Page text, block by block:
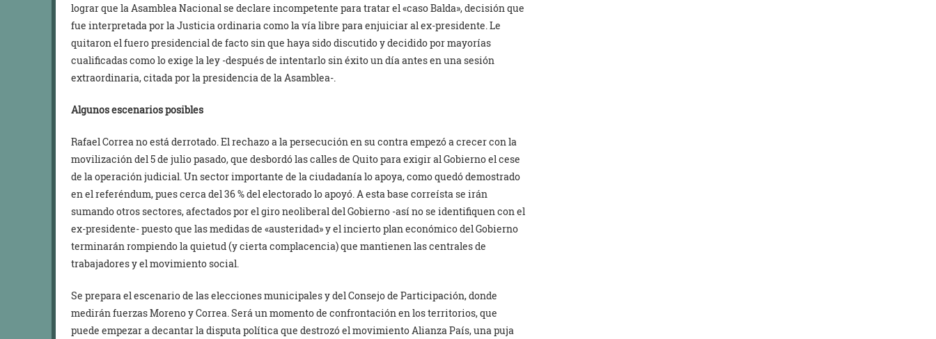
lograr que la Asamblea Nacional se declare incompetente para tratar el «caso Balda», decisión que
fue interpretada por la Justicia ordinaria como la vía libre para enjuiciar al ex-presidente. Le
quitaron el fuero presidencial de facto sin que haya sido discutido y decidido por mayorías
cualificadas como lo exige la ley -después de intentarlo sin éxito un día antes en una sesión
extraordinaria, citada por la presidencia de la Asamblea-.
Algunos escenarios posibles
Rafael Correa no está derrotado. El rechazo a la persecución en su contra empezó a crecer con la
movilización del 5 de julio pasado, que desbordó las calles de Quito para exigir al Gobierno el cese
de la operación judicial. Un sector importante de la ciudadanía lo apoya, como quedó demostrado
en el referéndum, pues cerca del 36 % del electorado lo apoyó. A esta base correísta se irán
sumando otros sectores, afectados por el giro neoliberal del Gobierno -así no se identifiquen con el
ex-presidente- puesto que las medidas de «austeridad» y el incierto plan económico del Gobierno
terminarán rompiendo la quietud (y cierta complacencia) que mantienen las centrales de
trabajadores y el movimiento social.
Se prepara el escenario de las elecciones municipales y del Consejo de Participación, donde
medirán fuerzas Moreno y Correa. Será un momento de confrontación en los territorios, que
puede empezar a decantar la disputa política que destrozó el movimiento Alianza País, una puja